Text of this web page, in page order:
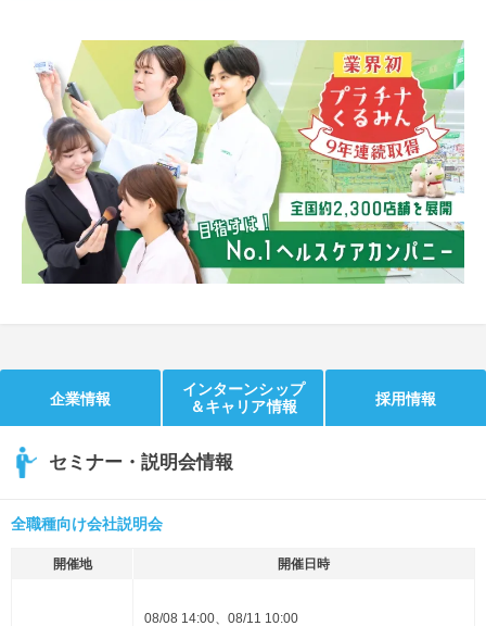
就活ニュースペーパー
就活時事ニュースを更新
よくある質問
不明点があればこちら
企業情報
インターンシップ
＆キャリア情報
採用情報
セミナー・説明会情報
全職種向け会社説明会
開催地 開催日時
08/08 14:00、08/11 10:00